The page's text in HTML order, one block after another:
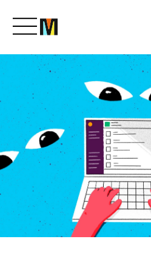
Meet Mozilla
What We Do
Join Us
Magazine